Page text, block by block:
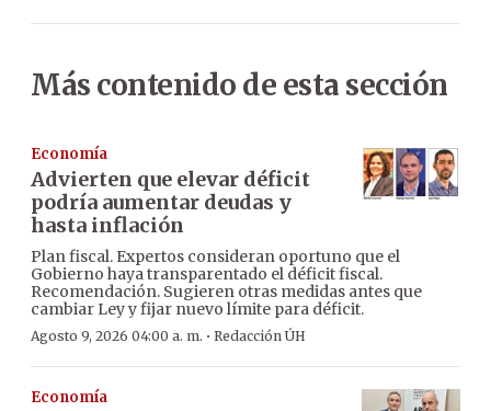
Más contenido de esta sección
Economía
Advierten que elevar déficit
podría aumentar deudas y
hasta inflación
Plan fiscal. Expertos consideran oportuno que el
Gobierno haya transparentado el déficit fiscal.
Recomendación. Sugieren otras medidas antes que
cambiar Ley y fijar nuevo límite para déficit.
Agosto 9, 2026 04:00 a. m. · Redacción ÚH
Economía